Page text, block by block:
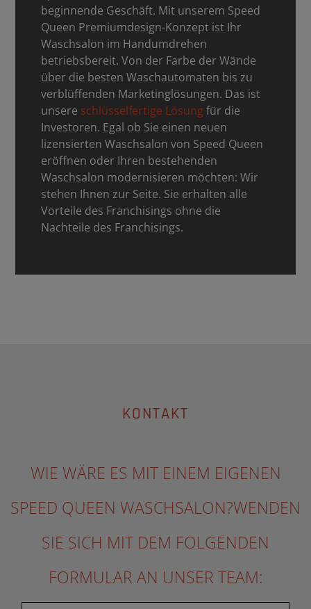
beginnende Geschäft. Mit unserem Speed
Queen Premiumdesign-Konzept ist Ihr
Waschsalon im Handumdrehen
betriebsbereit. Von der Farbe der Wände
über die besten Waschautomaten bis zu
verblüffenden Marketinglösungen. Das ist
unsere schlüsselfertige Lösungfür die
Investoren. Egal ob Sie einen neuen
lizensierten Waschsalon von Speed Queen
eröffnen oder Ihren bestehenden
Waschsalon modernisieren möchten: Wir
stehen Ihnen zur Seite. Sie erhalten alle
Vorteile des Franchisings ohne die
Nachteile des Franchisings.
KONTAKT
WIE WÄRE ES MIT EINEM EIGENEN
SPEED QUEEN WASCHSALON?WENDEN
SIE SICH MIT DEM FOLGENDEN
FORMULAR AN UNSER TEAM: